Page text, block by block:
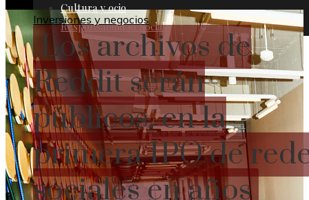
Cultura y ocio
Responsabilidad Social
Inversiones y negocios
Los archivos de
Reddit serán
públicos, en la
primera IPO de
sociales en años